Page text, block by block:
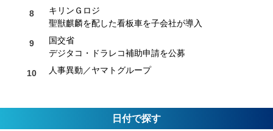
キリンＧロジ
聖獣麒麟を配した看板車を子会社が導入
国交省
デジタコ・ドラレコ補助申請を公募
人事異動／ヤマトグループ
日付で探す